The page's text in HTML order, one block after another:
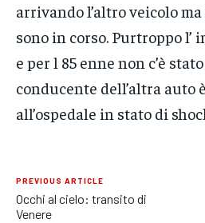
arrivando l’altro veicolo
sono in corso. Purtroppo l’
e per l 85 enne non c’è
conducente dell’altra auto
all’ospedale in stato di
PREVIOUS ARTICLE
Occhi al cielo: transito di
Venere